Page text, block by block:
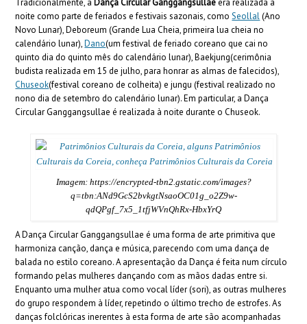
Tradicionalmente, a Dança Circular Ganggangsullaeera realizada à
noite como parte de feriados e festivais sazonais, comoSeollal(Ano
Novo Lunar), Deboreum (Grande Lua Cheia, primeira lua cheia no
calendário lunar),Dano(um festival de feriado coreano que cai no
quinto dia do quinto mês do calendário lunar), Baekjung(cerimônia
budista realizada em 15 de julho, para honrar as almas de falecidos),
Chuseok(festival coreano de colheita) e jungu (festival realizado no
nono dia de setembro do calendário lunar). Em particular, a Dança
Circular Ganggangsullae é realizada à noite durante o Chuseok.
Imagem: https://encrypted-tbn2.gstatic.com/images?
q=tbn:ANd9GcS2bvkgtNsaoOC01g_o2Z9w-
qdQPgf_7x5_1tfjWVnQhRx-HbxYrQ
A Dança Circular Ganggangsullae é uma forma de arte primitiva que
harmoniza canção, dança e música, parecendo com uma dança de
balada no estilo coreano. A apresentação da Dança é feita num círculo
formando pelas mulheres dançando com as mãos dadas entre si.
Enquanto uma mulher atua como vocal líder (sori), as outras mulheres
do grupo respondem à líder, repetindo o último trecho de estrofes. As
danças folclóricas inerentes à esta forma de arte são acompanhadas